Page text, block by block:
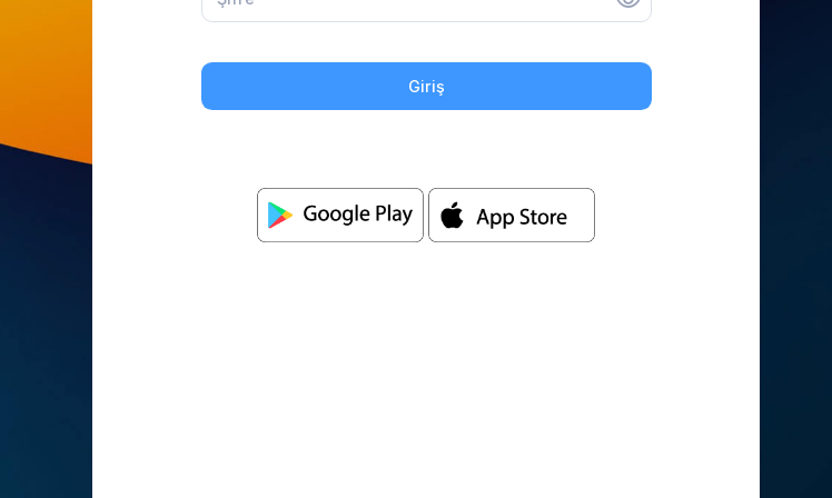
Giriş